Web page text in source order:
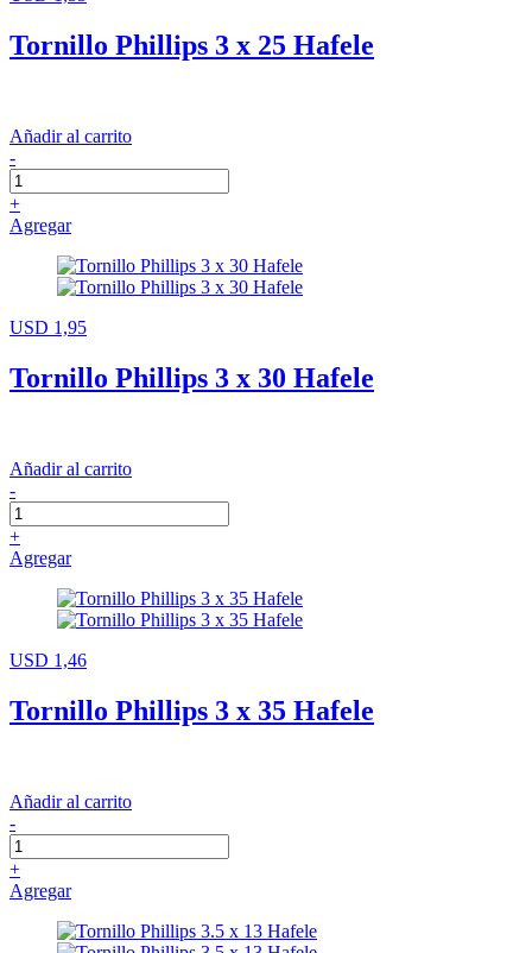
Tornillo Phillips 3 x 25 Hafele
Añadir al carrito
-
+
Agregar
USD 1,95
Tornillo Phillips 3 x 30 Hafele
Añadir al carrito
-
+
Agregar
USD 1,46
Tornillo Phillips 3 x 35 Hafele
Añadir al carrito
-
+
Agregar